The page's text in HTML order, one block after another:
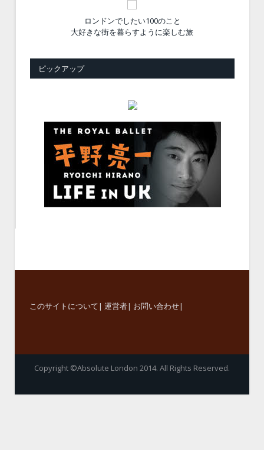
ロンドンでしたい100のこと
大好きな街を暮らすように楽しむ旅
ピックアップ
このサイトについて| 運営者| お問い合わせ|
Copyright ©Absolute London 2014. All Rights Reserved.